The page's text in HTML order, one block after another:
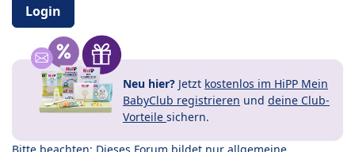
Login
Neu hier? Jetzt kostenlos im HiPP Mein
BabyClub registrieren und deine Club-
Vorteile sichern.